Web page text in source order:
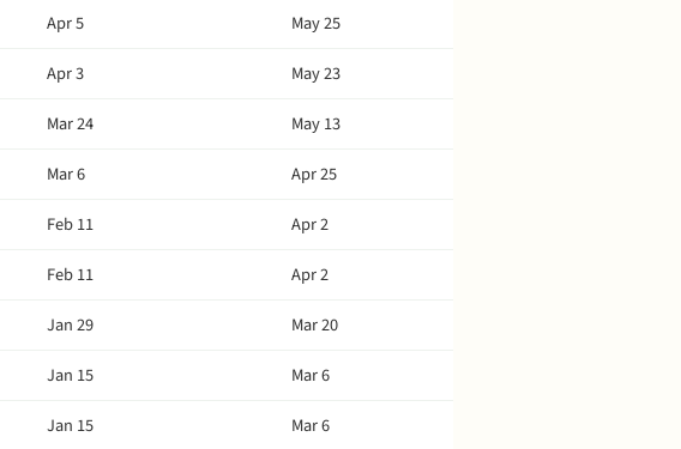
Apr 5
May 25
Apr 3
May 23
Mar 24
May 13
Mar 6
Apr 25
Feb 11
Apr 2
Feb 11
Apr 2
Jan 29
Mar 20
Jan 15
Mar 6
Jan 15
Mar 6